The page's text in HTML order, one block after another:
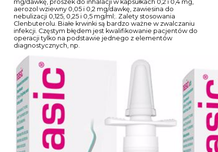
mg/dawkę, proszek do inhalacji w kapsułkach 0,2 i 0,4 mg,
aerozol wziewny 0,05 i 0,2 mg/dawkę, zawiesina do
nebulizacji 0,125, 0,25 i 0,5 mg/ml;. Zalety stosowania
Clenbuterolu. Białe krwinki są bardzo ważne w zwalczaniu
infekcji. Częstym błędem jest kwalifikowanie pacjentów do
operacji tylko na podstawie jednego z elementów
diagnostycznych, np.